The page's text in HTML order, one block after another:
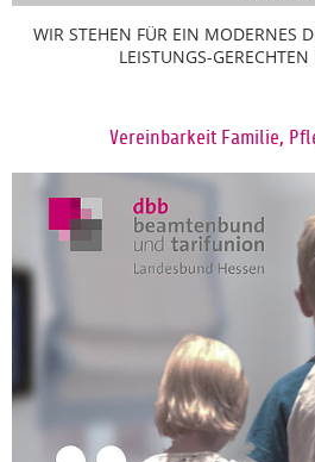
WIR STEHEN FÜR EIN MODERNES
LEISTUNGS-
Vereinbarkeit Familie,